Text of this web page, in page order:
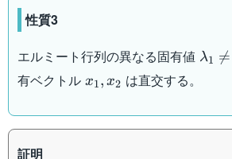
性質3
エルミート行列の異なる固有値 λ1 
=
有ベクトル x_1,
x1, x2 は直交する。
証明